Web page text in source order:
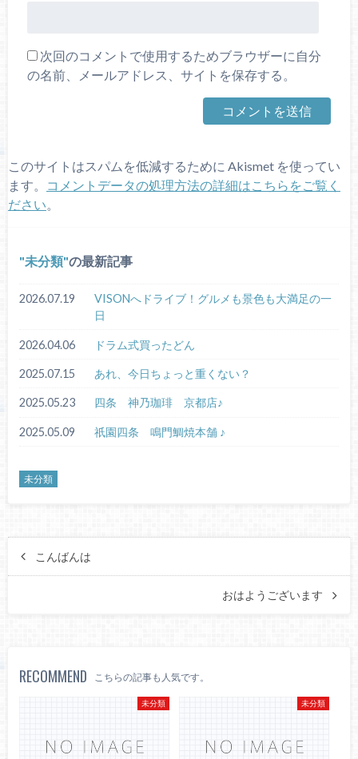
次回のコメントで使用するためブラウザーに自分
の名前、メールアドレス、サイトを保存する。
このサイトはスパムを低減するために Akismet を使ってい
ます。
コメントデータの処理方法の詳細はこちらをご覧く
ださい
未分類 の最新記事
2026.07.19
VISONへドライブ！グルメも景色も大満足の一
日
2026.04.06 ドラム式買ったどん
2025.07.15 あれ、今日ちょっと重くない？
2025.05.23 四条 神乃珈琲 京都店♪
2025.05.09 祇園四条 鳴門鯛焼本舗 ♪
未分類
こんばんは
おはようございます
RECOMMEND こちらの記事も人気です。
未分類 未分類